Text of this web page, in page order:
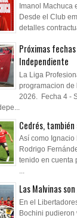
Imanol Machuca
Desde el Club
detalles
Próximas
Independiente
La Liga
programacion de
2026. Fecha 4 -
Cedrés, también
Así como Ignacio
Rodrigo
tenido en cuenta
...
Las Malvinas
En el
Bochini pudieron